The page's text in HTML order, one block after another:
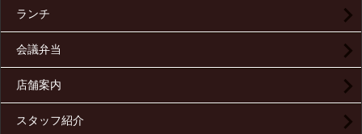
ランチ
会議弁当
店舗案内
スタッフ紹介